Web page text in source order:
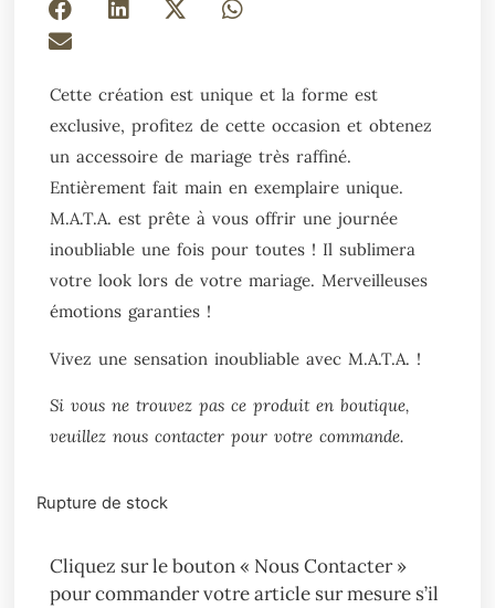
Cette création est unique et la forme est
exclusive, profitez de cette occasion et obtenez
un accessoire de mariage très raffiné.
Entièrement fait main en exemplaire unique.
M.A.T.A. est prête à vous offrir une journée
inoubliable une fois pour toutes ! Il sublimera
votre look lors de votre mariage. Merveilleuses
émotions garanties !
Vivez une sensation inoubliable avec M.A.T.A. !
Si vous ne trouvez pas ce produit en boutique,
veuillez nous contacter pour votre commande.
Rupture de stock
Cliquez sur le bouton « Nous Contacter »
pour commander votre article sur mesure s’il